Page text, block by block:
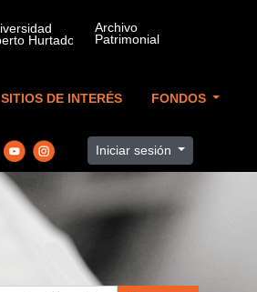
SITIOS DE INTERÉS FONDOS
Iniciar sesión